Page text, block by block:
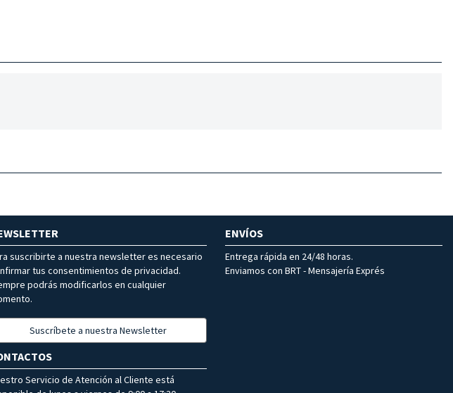
suscribirte a nuestra newsletter es necesario
tus consentimientos de privacidad.
podrás modificarlos en cualquier
Suscríbete a nuestra Newsletter
ENVÍOS
Entrega rápida en 24/48 horas.
Enviamos con BRT - Mensajería Exprés
Servicio de Atención al Cliente está